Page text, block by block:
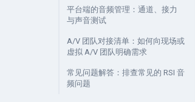
平台端的音频管理：通道、接力
与声音测试
A/V 团队对接清单：如何向现场或
虚拟 A/V 团队明确需求
常见问题解答：排查常见的 RSI 音
频问题